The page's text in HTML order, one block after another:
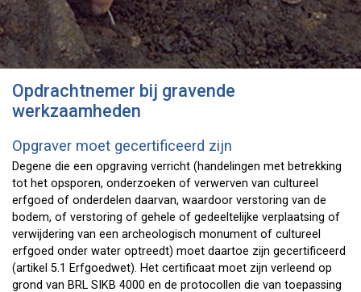
Opdrachtnemer bij gravende
werkzaamheden
Opgraver moet gecertificeerd zijn
Degene die een opgraving verricht (handelingen met betrekking
tot het opsporen, onderzoeken of verwerven van cultureel
erfgoed of onderdelen daarvan, waardoor verstoring van de
bodem, of verstoring of gehele of gedeeltelijke verplaatsing of
verwijdering van een archeologisch monument of cultureel
erfgoed onder water optreedt) moet daartoe zijn gecertificeerd
(artikel 5.1 Erfgoedwet). Het certificaat moet zijn verleend op
grond van BRL SIKB 4000 en de protocollen die van toepassing